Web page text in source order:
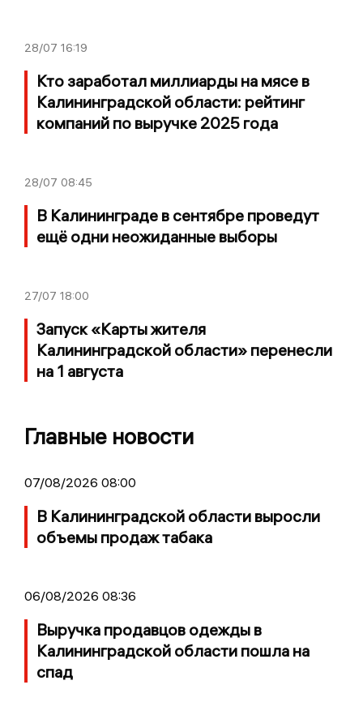
28/07 16:19
Кто заработал миллиарды на мясе в
Калининградской области: рейтинг
компаний по выручке 2025 года
28/07 08:45
В Калининграде в сентябре проведут
ещё одни неожиданные выборы
27/07 18:00
Запуск «Карты жителя
Калининградской области» перенесли
на 1 августа
Главные новости
07/08/2026 08:00
В Калининградской области выросли
объемы продаж табака
06/08/2026 08:36
Выручка продавцов одежды в
Калининградской области пошла на
спад